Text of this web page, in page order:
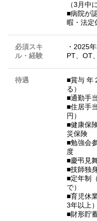
（3月中
■病院が
暇・法定
必須スキ
ル・経験
・2025
PT、OT
待遇
■賞与 年
る）
■通勤手
■住居手
円）
■健康保
災保険
■勉強会
度
■慶弔見
■技師独
■定年制
で）
■育児休
3年以上）
■財形貯